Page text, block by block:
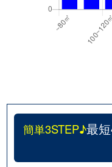
簡単3STEP♪最